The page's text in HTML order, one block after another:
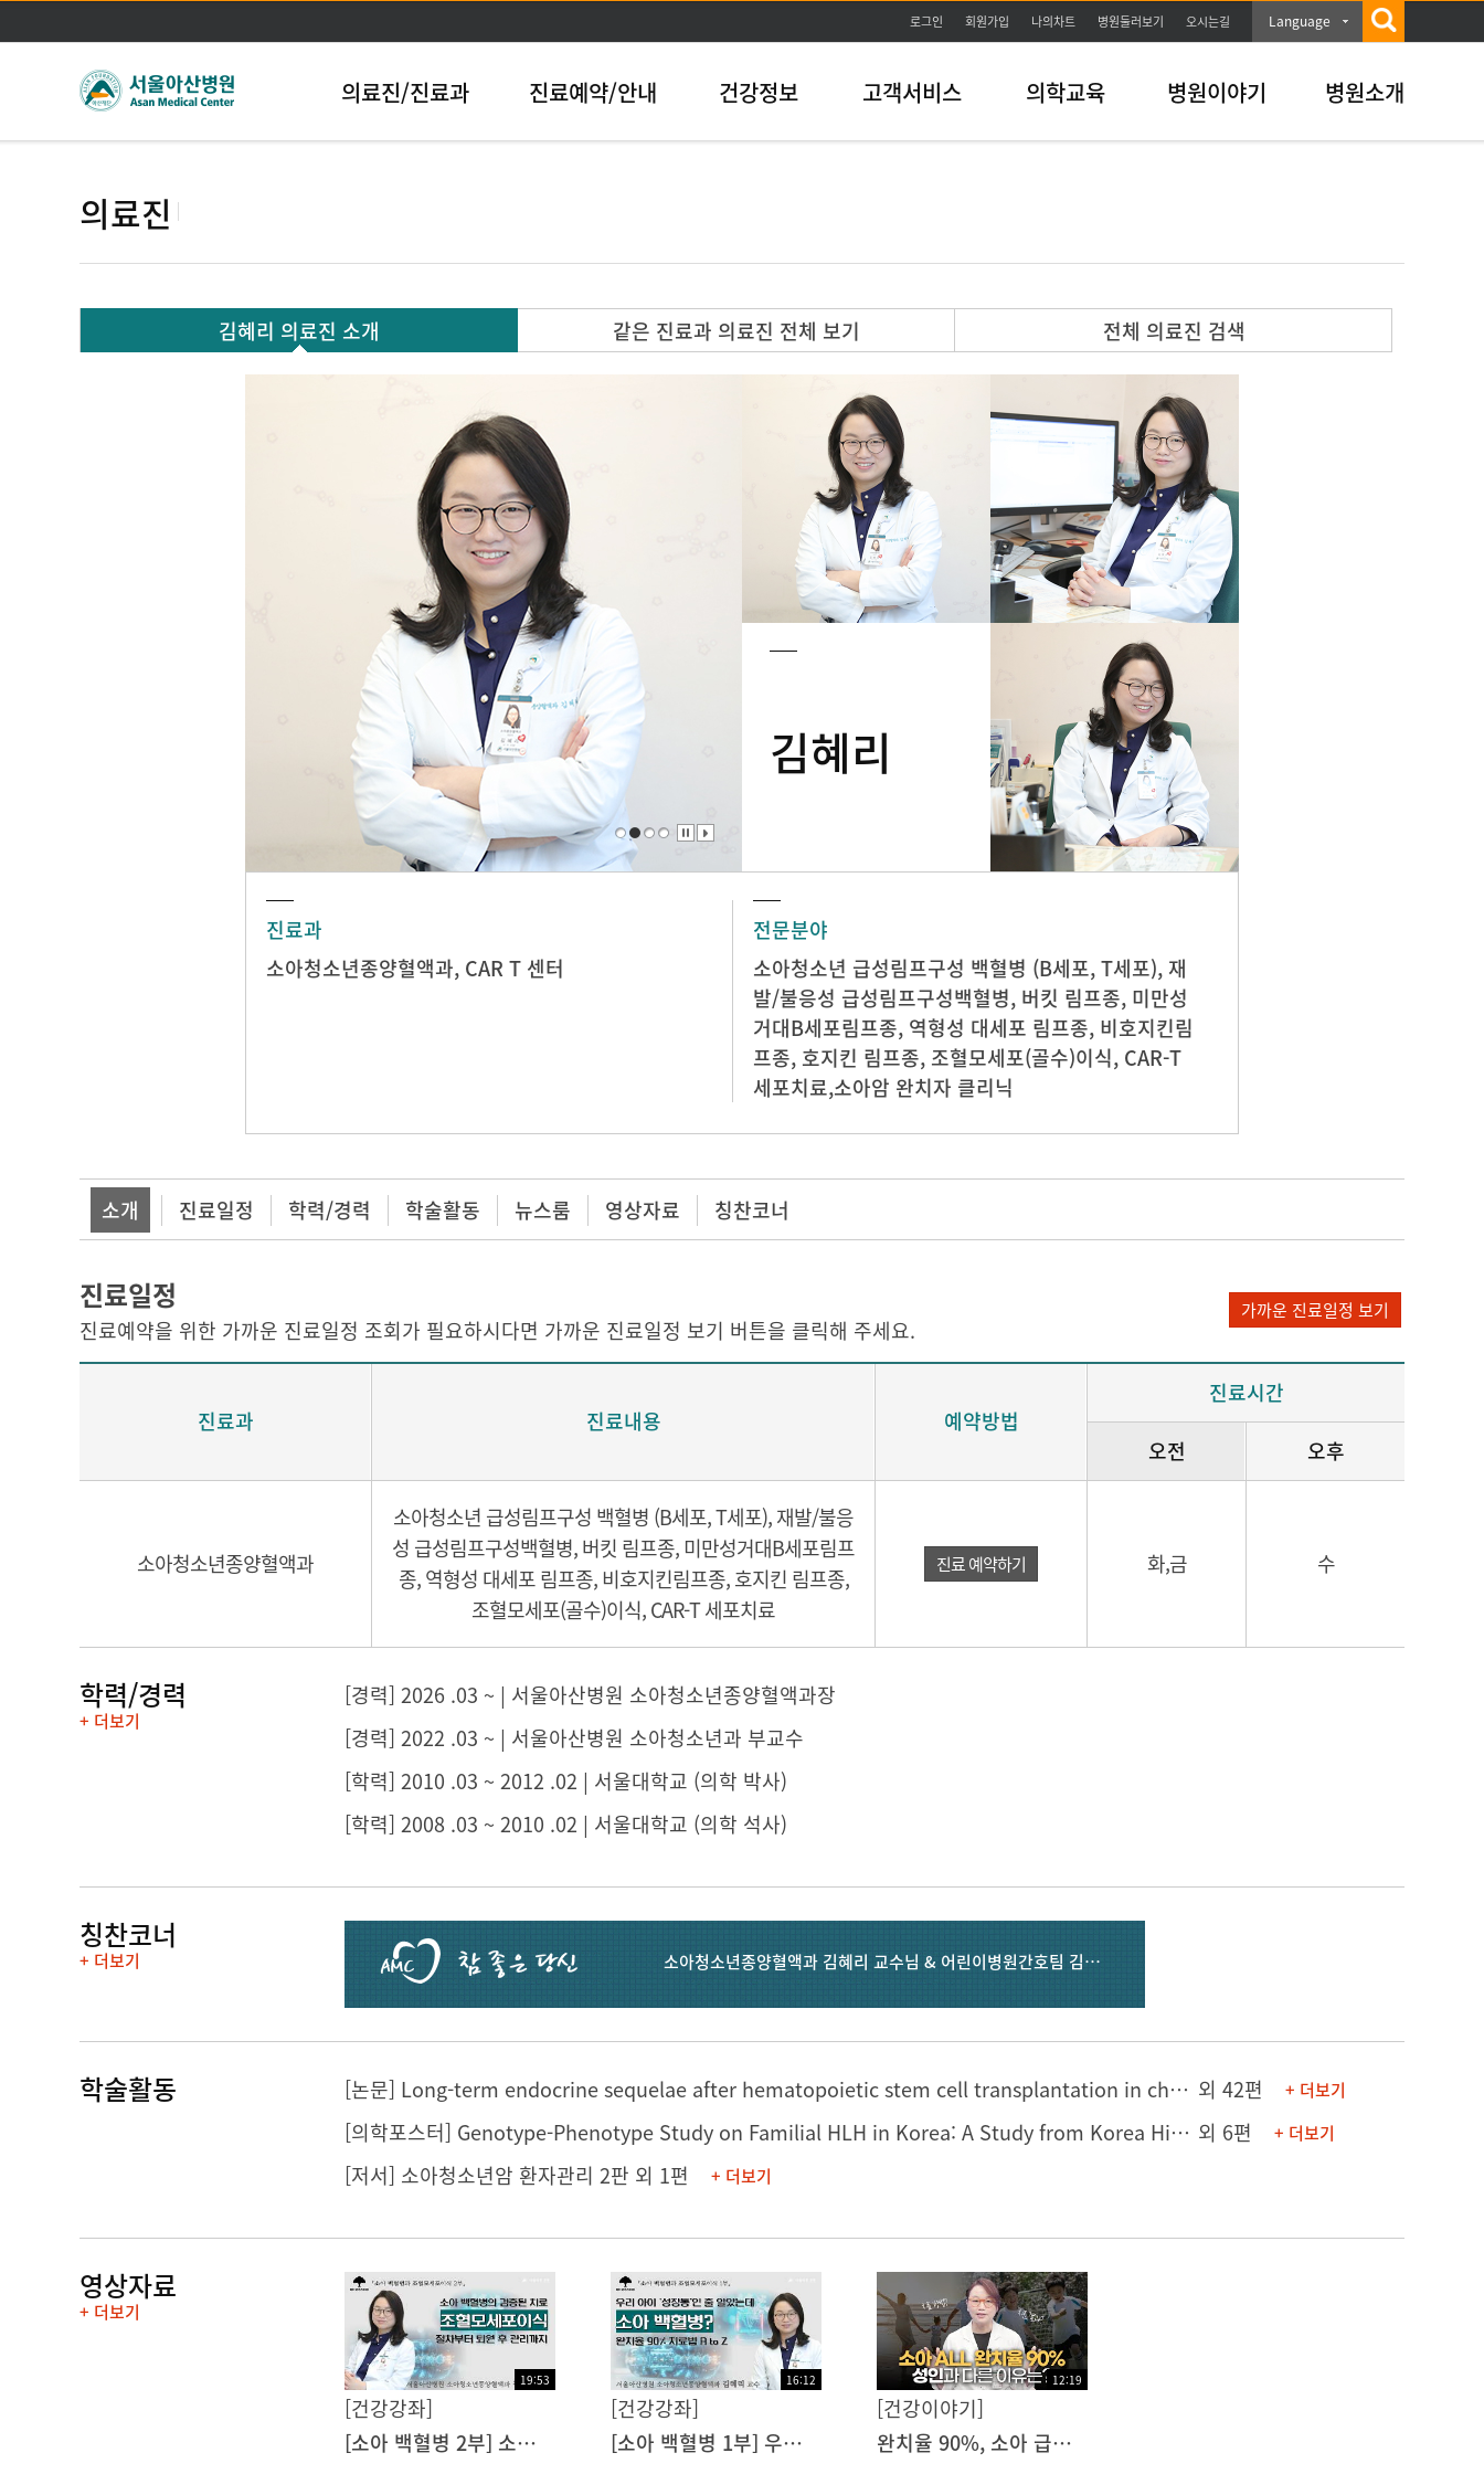
본문바로가기
로그인 회원가입 나의차트 병원둘러보기 오시는길 Language
의료진/진료과 진료예약/안내 건강정보 고객서비스 의학교육 병원이야기 병원소개
의료진
김혜리 의료진 소개 같은 진료과 의료진 전체 보기 전체 의료진 검색
김혜리
진료과
소아청소년종양혈액과, CAR T 센터
전문분야
소아청소년 급성림프구성 백혈병 (B세포, T세포), 재
발/불응성 급성림프구성백혈병, 버킷 림프종, 미만성
거대B세포림프종, 역형성 대세포 림프종, 비호지킨림
프종, 호지킨 림프종, 조혈모세포(골수)이식, CAR-T
세포치료,소아암 완치자 클리닉
소개 진료일정 학력/경력 학술활동 뉴스룸 영상자료 칭찬코너
진료일정
진료예약을 위한 가까운 진료일정 조회가 필요하시다면 가까운 진료일정 보기 버튼을 클릭해 주세요.
가까운 진료일정 보기
진료과 진료내용 예약방법
진료시간
오전
오후
소아청소년종양혈액과
소아청소년 급성림프구성 백혈병 (B세포, T세포), 재발/불응
성 급성림프구성백혈병, 버킷 림프종, 미만성거대B세포림프
종, 역형성 대세포 림프종, 비호지킨림프종, 호지킨 림프종,
조혈모세포(골수)이식, CAR-T 세포치료
진료 예약하기 화,금 수
학력/경력
+ 더보기
[경력] 2026 .03 ~ | 서울아산병원 소아청소년종양혈액과장
[경력] 2022 .03 ~ | 서울아산병원 소아청소년과 부교수
[학력] 2010 .03 ~ 2012 .02 | 서울대학교 (의학 박사)
[학력] 2008 .03 ~ 2010 .02 | 서울대학교 (의학 석사)
칭찬코너
+ 더보기 소아청소년종양혈액과 김혜리 교수님 & 어린이병원간호팀 김예원 간호사님 감사합니다.
학술활동 [논문] Long-term endocrine sequelae after hematopoietic stem cell transplantation in children and adolescents 외 42편 + 더보기
[의학포스터] Genotype-Phenotype Study on Familial HLH in Korea: A Study from Korea Histiocytosis Working Party 외 6편 + 더보기
[저서] 소아청소년암 환자관리 2판 외 1편 + 더보기
영상자료
+ 더보기
19:53
[건강강좌]
[소아 백혈병 2부] 소아 백혈병의 검증된 치료, 조혈모세포이식: 소아청소년종양혈액과 김혜리 교수ㅣ동아아산건강강좌
16:12
[건강강좌]
[소아 백혈병 1부] 우리 아이 '성장통'인 줄 알았는데 소아 백혈병? 치료법 AtoZ: 소아청소년종양혈액과 김혜리 교수ㅣ동아아산건강강좌
12:19
[건강이야기]
완치율 90%, 소아 급성 림프구성 백혈병(ALL)은 성인과 다릅니다!｜치료, 기간, 예후